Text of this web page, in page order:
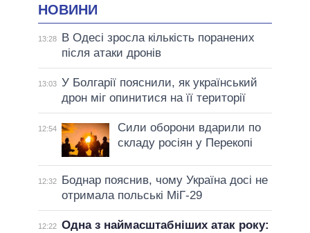
НОВИНИ
13:28
В Одесі зросла кількість поранених
після атаки дронів
13:03 У Болгарії пояснили, як український
дрон міг опинитися на її території
12:54
Сили оборони вдарили по
складу росіян у Перекопі
12:32
Боднар пояснив, чому Україна досі не
отримала польські МіГ-29
12:22 Одна з наймасштабніших атак року: